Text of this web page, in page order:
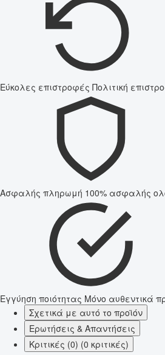
Εύκολες επιστροφές Πολιτική
Ασφαλής πληρωμή 100% ασφαλής
Εγγύηση ποιότητας Μόνο αυθεντικά
Σχετικά με αυτό το προϊόν
Ερωτήσεις & Απαντήσεις
Κριτικές (0) (0 κριτικές)